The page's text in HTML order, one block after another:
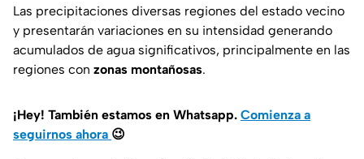
Las precipitaciones diversas regiones del estado vecino
y presentarán variaciones en su intensidad generando
acumulados de agua significativos, principalmente en las
regiones con zonas montañosas.
¡Hey! También estamos en Whatsapp. Comienza a
seguirnos ahora 😉